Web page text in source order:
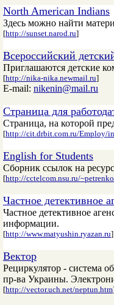
North American Indians
Здесь можно найти
[http://sunset.narod.ru]
Всероссийский
Приглашаются детские
[http://nika-nika.newmail.ru]
E-mail: nikenin@mail.ru
Страница для
Страница, на которой
[http://cit.drbit.com.ru/Employ/
English for Students
Сборник ссылок на
[http://cctelcom.nsu.ru/
Частное детективное
Частное детективное
информации.
[http://www.matyushin.ryazan.ru]
Вектор
Рециркулятор - система
пр-ва Украины.
[http://vector.uch.net/neptun.htm